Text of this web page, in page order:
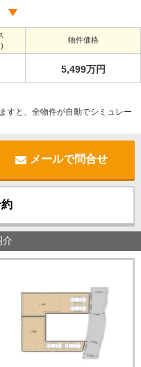
物件価格
5,499万円
すと、全物件が自動でシミュレー
メールで問合せ
介